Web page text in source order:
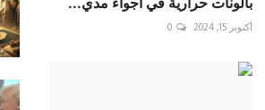
أكتوبر 15, 2024 0